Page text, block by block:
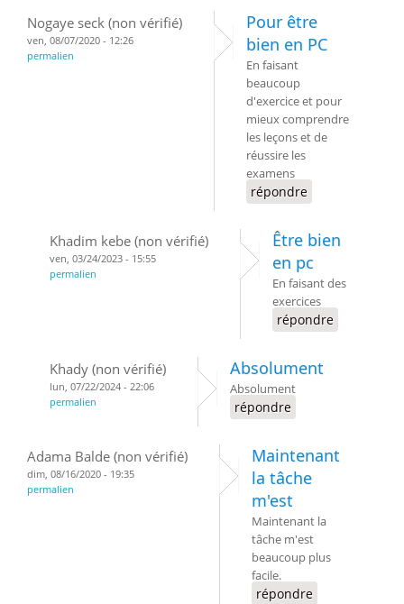
Nogaye seck (non vérifié)
ven, 08/07/2020 - 12:26
permalien
Pour être
bien en PC
En faisant
beaucoup
d'exercice et pour
mieux comprendre
les leçons et de
réussire les
examens
répondre
Khadim kebe (non vérifié)
ven, 03/24/2023 - 15:55
permalien
Être bien
en pc
En faisant des
exercices
répondre
Khady (non vérifié)
lun, 07/22/2024 - 22:06
permalien
Absolument
Absolument
répondre
Adama Balde (non vérifié)
dim, 08/16/2020 - 19:35
permalien
Maintenant
la tâche
m'est
Maintenant la
tâche m'est
beaucoup plus
facile.
répondre